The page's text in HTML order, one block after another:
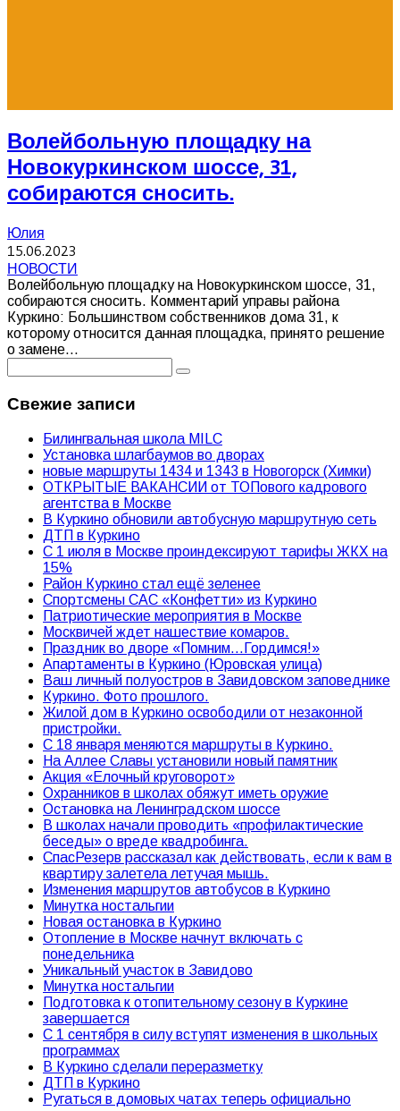
Волейбольную площадку на
Новокуркинском шоссе, 31,
собираются сносить.
Юлия
15.06.2023
НОВОСТИ
Волейбольную площадку на Новокуркинском шоссе, 31,
собираются сносить. Комментарий управы района
Куркино: Большинством собственников дома 31, к
которому относится данная площадка, принято решение
о замене...
Свежие записи
Билингвальная школа MILC
Установка шлагбаумов во дворах
новые маршруты 1434 и 1343 в Новогорск (Химки)
ОТКРЫТЫЕ ВАКАНСИИ от ТОПового кадрового
агентства в Москве
В Куркино обновили автобусную маршрутную сеть
ДТП в Куркино
С 1 июля в Москве проиндексируют тарифы ЖКХ на
15%
Район Куркино стал ещё зеленее
Спортсмены САС «Конфетти» из Куркино
Патриотические мероприятия в Москве
Москвичей ждет нашествие комаров.
Праздник во дворе «Помним…Гордимся!»
Апартаменты в Куркино (Юровская улица)
Ваш личный полуостров в Завидовском заповеднике
Куркино. Фото прошлого.
Жилой дом в Куркино освободили от незаконной
пристройки.
С 18 января меняются маршруты в Куркино.
На Аллее Славы установили новый памятник
Акция «Елочный круговорот»
Охранников в школах обяжут иметь оружие
Остановка на Ленинградском шоссе
В школах начали проводить «профилактические
беседы» о вреде квадробинга.
СпасРезерв рассказал как действовать, если к вам в
квартиру залетела летучая мышь.
Изменения маршрутов автобусов в Куркино
Минутка ностальгии
Новая остановка в Куркино
Отопление в Москве начнут включать с
понедельника
Уникальный участок в Завидово
Минутка ностальгии
Подготовка к отопительному сезону в Куркине
завершается
С 1 сентября в силу вступят изменения в школьных
программах
В Куркино сделали переразметку
ДТП в Куркино
Ругаться в домовых чатах теперь официально